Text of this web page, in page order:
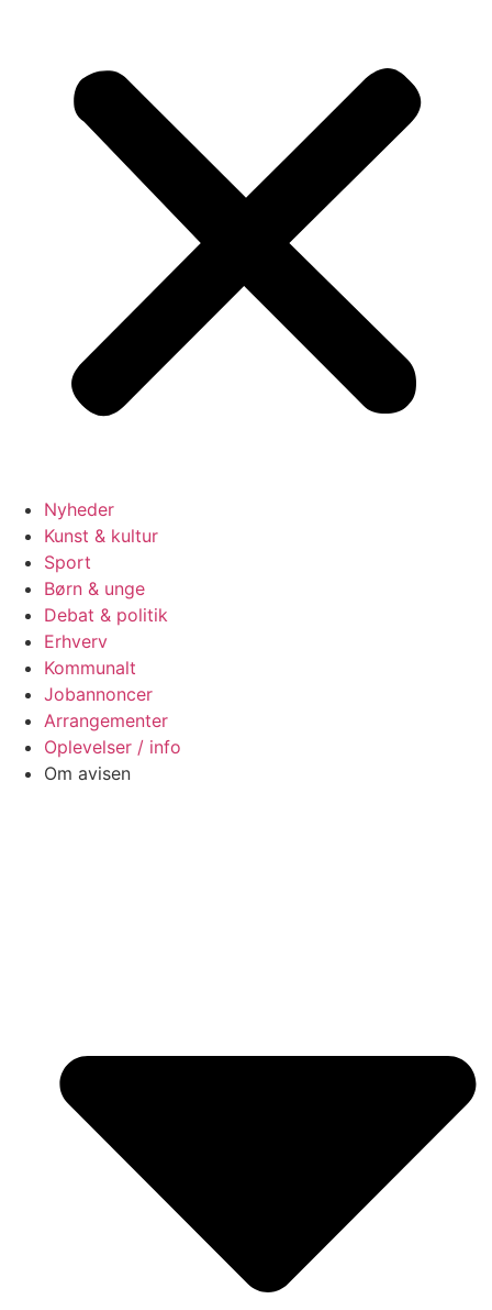
Nyheder
Kunst & kultur
Sport
Børn & unge
Debat & politik
Erhverv
Kommunalt
Jobannoncer
Arrangementer
Oplevelser / info
Om avisen